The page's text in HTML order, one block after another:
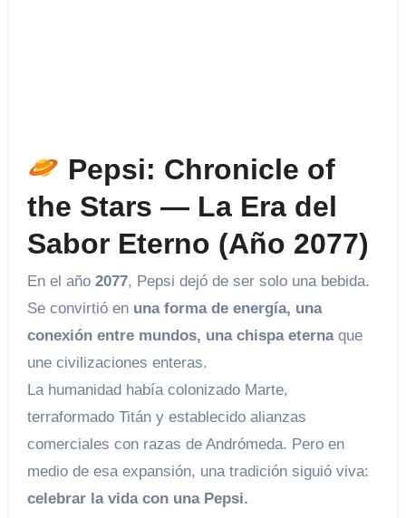
Pepsi: Chronicle of
the Stars — La Era del
Sabor Eterno (Año 2077)
En el año 2077, Pepsi dejó de ser solo una bebida.
Se convirtió en una forma de energía, una
conexión entre mundos, una chispa eternaque
une civilizaciones enteras.
La humanidad había colonizado Marte,
terraformado Titán y establecido alianzas
comerciales con razas de Andrómeda. Pero en
medio de esa expansión, una tradición siguió viva:
celebrar la vida con una Pepsi.